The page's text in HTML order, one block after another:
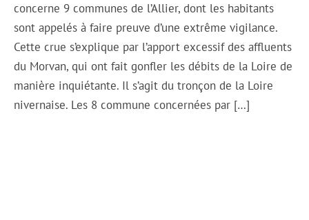
concerne 9 communes de l’Allier, dont les habitants
sont appelés à faire preuve d’une extrême vigilance.
Cette crue s’explique par l’apport excessif des affluents
du Morvan, qui ont fait gonfler les débits de la Loire de
manière inquiétante. Il s’agit du tronçon de la Loire
nivernaise. Les 8 commune concernées par […]